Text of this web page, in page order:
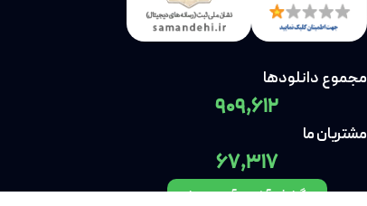
مجموع دانلودها
909,612
مشتریان ما
67,317
گزارش آخرین آپدیت ها